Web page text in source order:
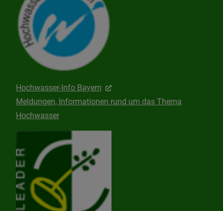
Hochwasser-Info Bayern
Meldungen, Informationen rund um das Thema
Hochwasser